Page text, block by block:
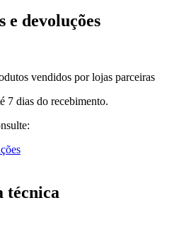
e devoluções
vendidos por lojas parceiras
7 dias do recebimento.
técnica